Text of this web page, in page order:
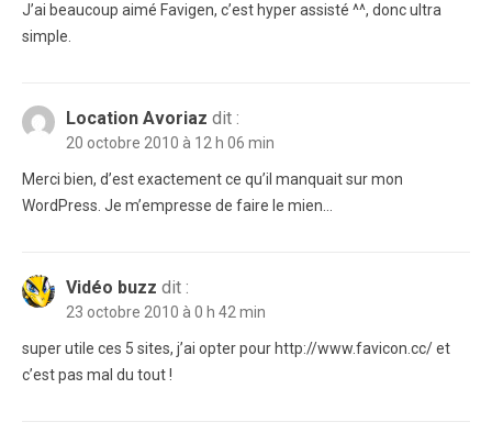
J’ai beaucoup aimé Favigen, c’est hyper assisté ^^, donc ultra
simple.
Location Avoriaz dit :
20 octobre 2010 à 12 h 06 min
Merci bien, d’est exactement ce qu’il manquait sur mon
WordPress. Je m’empresse de faire le mien…
Vidéo buzz dit :
23 octobre 2010 à 0 h 42 min
super utile ces 5 sites, j’ai opter pour http://www.favicon.cc/ et
c’est pas mal du tout !